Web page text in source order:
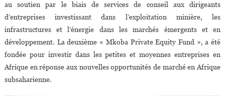
au soutien par le biais de services de conseil aux dirigeants
d’entreprises investissant dans l’exploitation minière, les
infrastructures et l’énergie dans les marchés émergents et en
développement. La deuxième « Mkoba Private Equity Fund », a été
fondée pour investir dans les petites et moyennes entreprises en
Afrique en réponse aux nouvelles opportunités de marché en Afrique
subsaharienne.